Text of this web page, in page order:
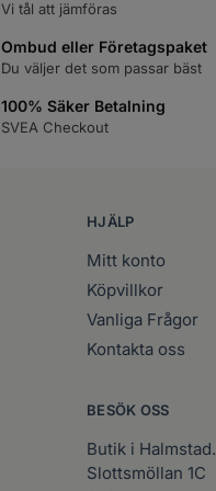
Vi tål att jämföras
Ombud eller Företagspaket
Du väljer det som passar bäst
100% Säker Betalning
SVEA Checkout
HJÄLP
Mitt konto
Köpvillkor
Vanliga Frågor
Kontakta oss
BESÖK OSS
Butik i Halmstad.
Slottsmöllan 1C